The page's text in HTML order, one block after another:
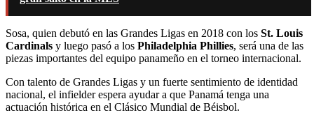
Sosa, quien debutó en las Grandes Ligas en 2018 con los St. Louis
Cardinals y luego pasó a los Philadelphia Phillies, será una de las
piezas importantes del equipo panameño en el torneo internacional.
Con talento de Grandes Ligas y un fuerte sentimiento de identidad
nacional, el infielder espera ayudar a que Panamá tenga una
actuación histórica en el Clásico Mundial de Béisbol.